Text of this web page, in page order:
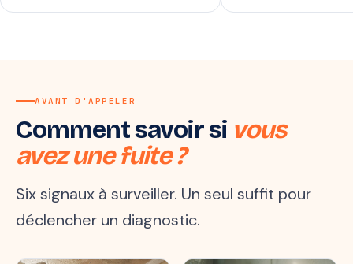
AVANT D'APPELER
Comment savoir si vous
avez une fuite ?
Six signaux à surveiller. Un seul suffit pour
déclencher un diagnostic.